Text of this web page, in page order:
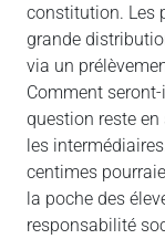
constitution. Les
grande
via un
Comment
question reste
les
centimes
la poche des
responsabilité